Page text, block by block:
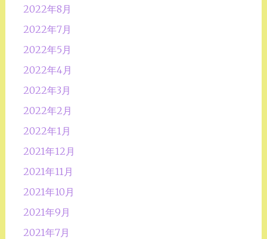
2022年8月
2022年7月
2022年5月
2022年4月
2022年3月
2022年2月
2022年1月
2021年12月
2021年11月
2021年10月
2021年9月
2021年7月